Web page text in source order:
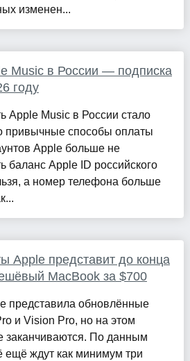
изменен...
Music в России — подписка
году
Apple Music в России стало
привычные способы оплаты
Apple больше не
баланс Apple ID российского
а номер телефона больше
Apple представит до конца
MacBook за $700
представила обновлённые
и Vision Pro, но на этом
заканчиваются. По данным
ещё ждут как минимум три